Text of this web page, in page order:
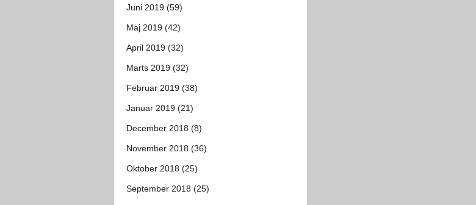
Juni 2019 (59)
Maj 2019 (42)
April 2019 (32)
Marts 2019 (32)
Februar 2019 (38)
Januar 2019 (21)
December 2018 (8)
November 2018 (36)
Oktober 2018 (25)
September 2018 (25)